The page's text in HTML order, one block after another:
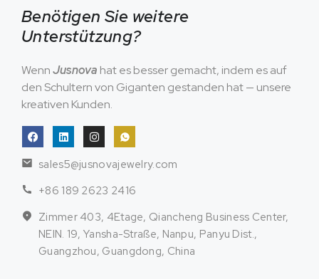
Benötigen Sie weitere
Unterstützung?
WennJusnova hat es besser gemacht, indem es auf
den Schultern von Giganten gestanden hat — unsere
kreativen Kunden.
sales5@jusnovajewelry.com
+86 189 2623 2416
Zimmer 403, 4Etage, Qiancheng Business Center,
NEIN. 19, Yansha-Straße, Nanpu, Panyu Dist.,
Guangzhou, Guangdong, China